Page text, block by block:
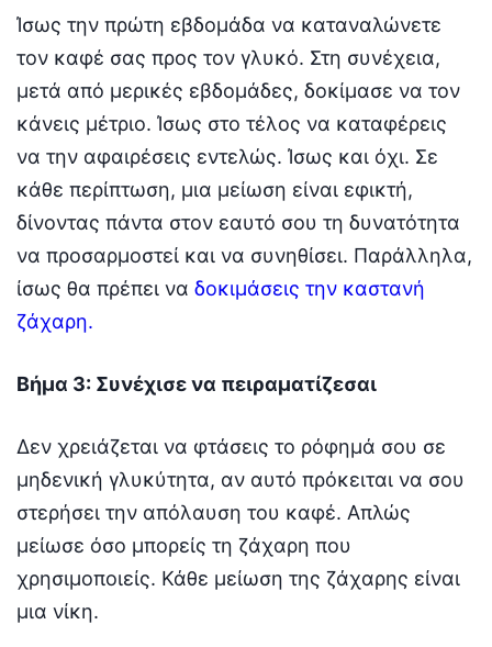
Ίσως την πρώτη εβδομάδα να καταναλώνετε
τον καφέ σας προς τον γλυκό. Στη συνέχεια,
μετά από μερικές εβδομάδες, δοκίμασε να τον
κάνεις μέτριο. Ίσως στο τέλος να καταφέρεις
να την αφαιρέσεις εντελώς. Ίσως και όχι. Σε
κάθε περίπτωση, μια μείωση είναι εφικτή,
δίνοντας πάντα στον εαυτό σου τη δυνατότητα
να προσαρμοστεί και να συνηθίσει. Παράλληλα,
ίσως θα πρέπει να δοκιμάσεις την καστανή
ζάχαρη.
Βήμα 3: Συνέχισε να πειραματίζεσαι
Δεν χρειάζεται να φτάσεις το ρόφημά σου σε
μηδενική γλυκύτητα, αν αυτό πρόκειται να σου
στερήσει την απόλαυση του καφέ. Απλώς
μείωσε όσο μπορείς τη ζάχαρη που
χρησιμοποιείς. Κάθε μείωση της ζάχαρης είναι
μια νίκη.